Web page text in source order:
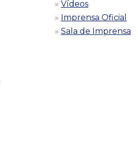
Vídeos
Imprensa Oficial
Sala de Imprensa